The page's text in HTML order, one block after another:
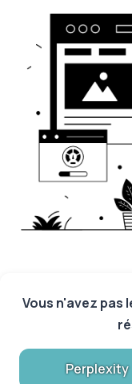
Vous n'avez pas
Perplexity